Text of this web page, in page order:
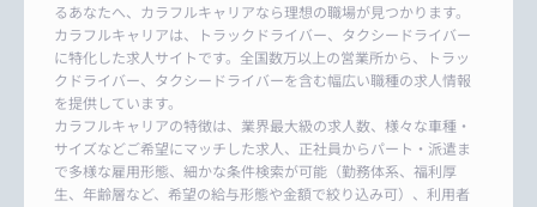
るあなたへ、カラフルキャリアなら理想の職場が見つかります。
カラフルキャリアは、トラックドライバー、タクシードライバー
に特化した求人サイトです。全国数万以上の営業所から、トラッ
クドライバー、タクシードライバーを含む幅広い職種の求人情報
を提供しています。
カラフルキャリアの特徴は、業界最大級の求人数、様々な車種・
サイズなどご希望にマッチした求人、正社員からパート・派遣ま
で多様な雇用形態、細かな条件検索が可能（勤務体系、福利厚
生、年齢層など、希望の給与形態や金額で絞り込み可）、利用者